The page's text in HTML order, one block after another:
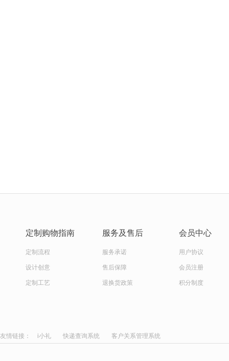
定制购物指南
定制流程
设计创意
定制工艺
服务及售后
服务承诺
售后保障
退换货政策
会员中心
用户协议
会员注册
积分制度
友情链接： i小礼 快递查询系统 客户关系管理系统